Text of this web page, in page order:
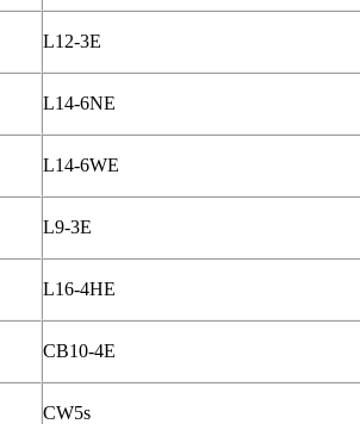
L12-3E
L14-6NE
L14-6WE
L9-3E
L16-4HE
CB10-4E
CW5s